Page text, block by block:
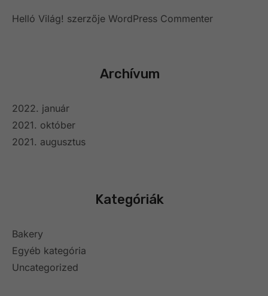
Helló Világ! szerzője WordPress Commenter
Archívum
2022. január
2021. október
2021. augusztus
Kategóriák
Bakery
Egyéb kategória
Uncategorized